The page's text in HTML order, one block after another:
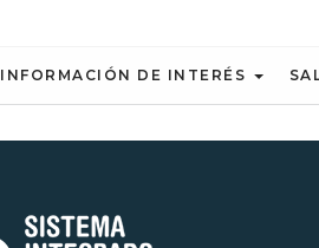
INFORMACIÓN DE INTERÉS